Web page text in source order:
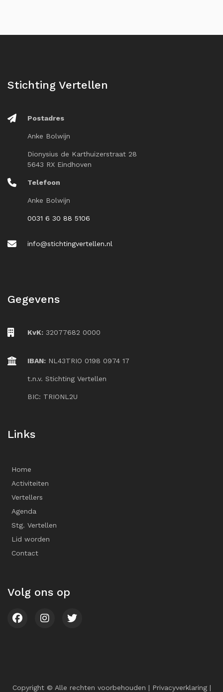
Stichting Vertellen
Postadres
Anke Bolwijn
Dionysius de Karthuizerstraat 28
5643 RX Eindhoven
Telefoon
Anke Bolwijn
0031 6 30 88 5106
info@stichtingvertellen.nl
Gegevens
KvK: 32077682 0000
IBAN: NL43TRIO 0198 0974 17
t.n.v. Stichting Vertellen
BIC: TRIONL2U
Links
Home
Activiteiten
Vertellers
Agenda
Stg. Vertellen
Lid worden
Contact
Volg ons op
Copyright © Alle rechten voorbehouden | Privacyverklaring|